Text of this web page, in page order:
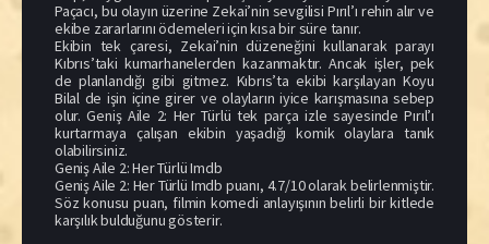
Paçacı, bu olayın üzerine Zekai’nin sevgilisi Pırıl’ı rehin alır ve
ekibe zararlarını ödemeleri için kısa bir süre tanır.
Ekibin tek çaresi, Zekai’nin düzeneğini kullanarak parayı
Kıbrıs’taki kumarhanelerden kazanmaktır. Ancak işler, pek
de planlandığı gibi gitmez. Kıbrıs’ta ekibi karşılayan Koyu
Bilal de işin içine girer ve olayların iyice karışmasına sebep
olur. Geniş Aile 2: Her Türlü tek parça izle sayesinde Pırıl’ı
kurtarmaya çalışan ekibin yaşadığı komik olaylara tanık
olabilirsiniz.
Geniş Aile 2: Her Türlü Imdb
Geniş Aile 2: Her Türlü Imdb puanı, 4.7/10 olarak belirlenmiştir.
Söz konusu puan, filmin komedi anlayışının belirli bir kitlede
karşılık bulduğunu gösterir.